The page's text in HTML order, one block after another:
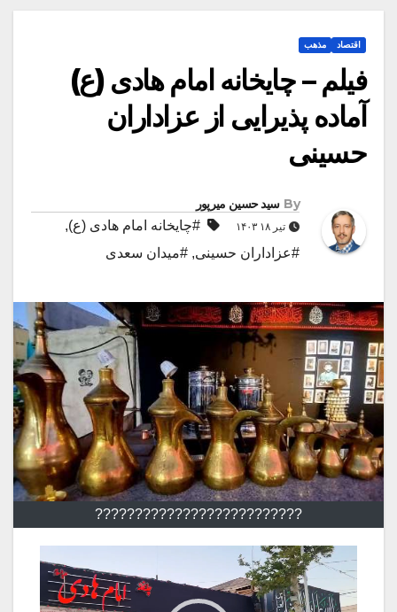
اقتصاد مذهب
فیلم – چایخانه امام هادی (ع)
آماده پذیرایی از عزاداران
حسینی
By سید حسین میرپور
تیر ۱۸ ۱۴۰۳ #چایخانه امام هادی (ع),
#عزاداران حسینی, #میدان سعدی
??????????????????????????
نمایشگر
ویدیو